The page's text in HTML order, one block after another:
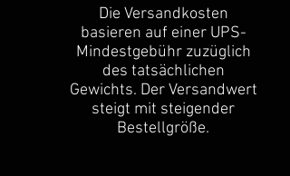
Die Versandkosten
basieren auf einer UPS-
Mindestgebühr zuzüglich
des tatsächlichen
Gewichts. Der Versandwert
steigt mit steigender
Bestellgröße.